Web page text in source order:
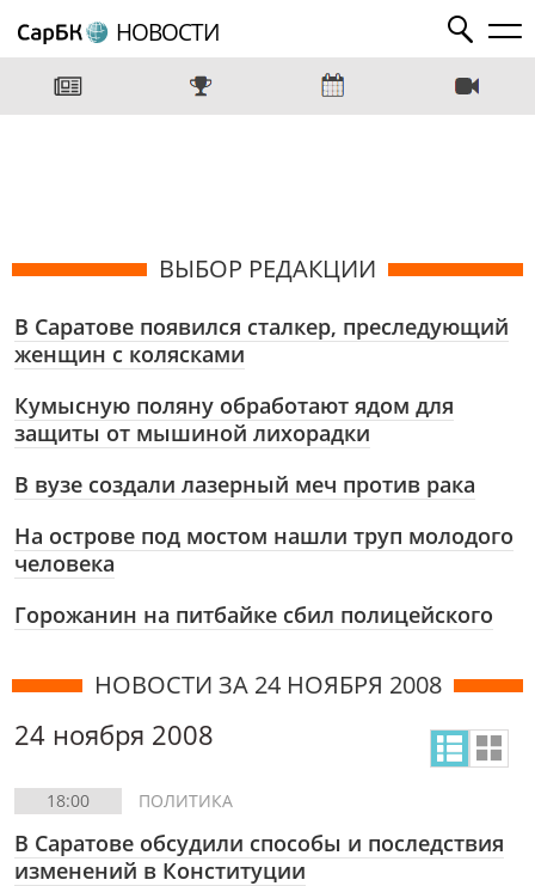
НОВОСТИ
ВЫБОР РЕДАКЦИИ
В Саратове появился сталкер, преследующий
женщин с колясками
Кумысную поляну обработают ядом для
защиты от мышиной лихорадки
В вузе создали лазерный меч против рака
На острове под мостом нашли труп молодого
человека
Горожанин на питбайке сбил полицейского
НОВОСТИ ЗА 24 НОЯБРЯ 2008
24 ноября 2008
18:00 ПОЛИТИКА
В Саратове обсудили способы и последствия
изменений в Конституции